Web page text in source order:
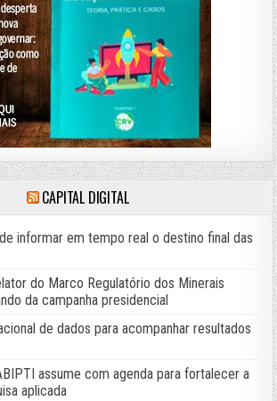
CAPITAL DIGITAL
informar em tempo real o destino final das
do Marco Regulatório dos Minerais
da campanha presidencial
de dados para acompanhar resultados
assume com agenda para fortalecer a
aplicada